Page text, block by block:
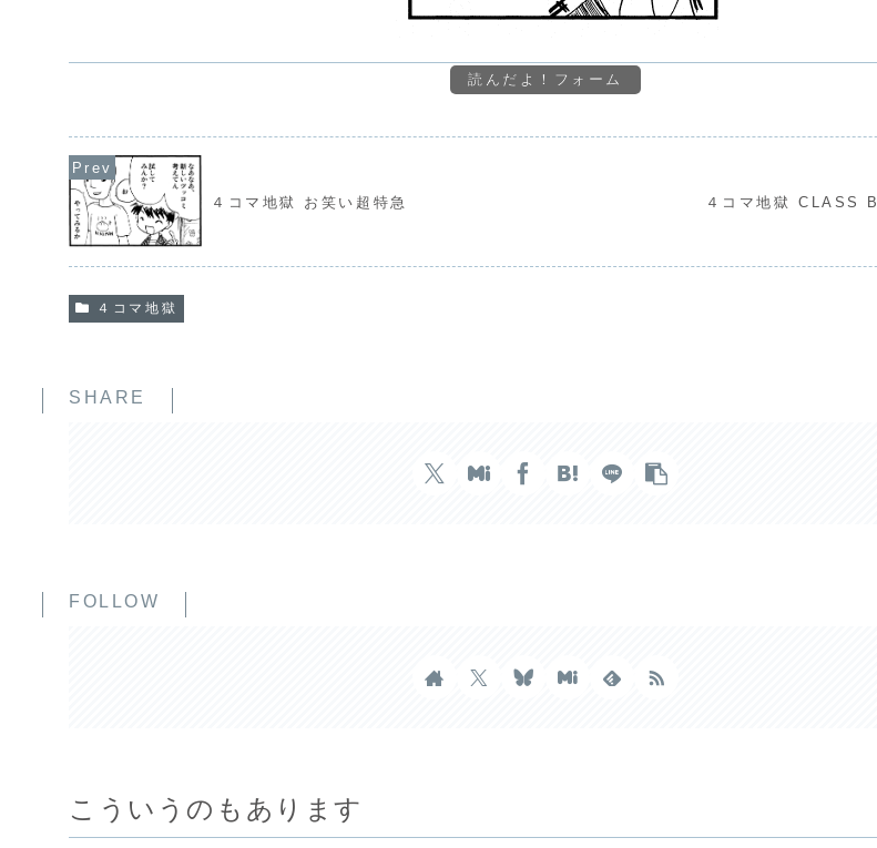
読んだよ！フォーム
４コマ地獄 お笑い超特急 ４コマ地獄 CLASS B
４コマ地獄
SHARE
FOLLOW
こういうのもあります